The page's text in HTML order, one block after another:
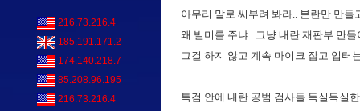
216.73.216.4
185.191.171.2
174.140.218.7
85.208.96.195
216.73.216.4
아무리 말로 씨부려 봐라.. 분란만 만들
왜 빌미를 주냐.. 그냥 내란 재판부 만
그걸 하지 않고 계속 마이크 잡고 입터
특검 안에 내란 공범 검사들 득실득실